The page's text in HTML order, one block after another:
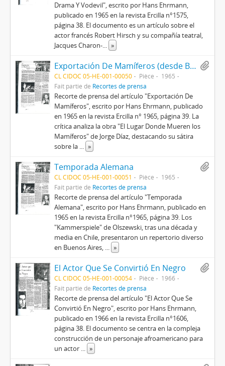
Drama Y Vodevil", escrito por Hans Ehrmann,
publicado en 1965 en la revista Ercilla n°1575,
página 38. El documento es un artículo sobre el
actor francés Robert Hirsch y su compañía teatral,
Jacques Charon-... »
Exportación De Mamíferos (desde Buenos Aires)
CL CIDOC 05-HE-001-00050 Pièce
1965
Fait partie de Recortes de prensa
Recorte de prensa del artículo "Exportación De
Mamíferos", escrito por Hans Ehrmann, publicado
en 1965 en la revista Ercilla n° 1965, página 39. La
crítica analiza la obra "El Lugar Donde Mueren los
Mamíferos" de Jorge Díaz, destacando su sátira
sobre la ... »
Temporada Alemana
CL CIDOC 05-HE-001-00051 Pièce
1965
Fait partie de Recortes de prensa
Recorte de prensa del artículo "Temporada
Alemana", escrito por Hans Ehrmann, publicado en
1965 en la revista Ercilla n°1965, página 39. Los
"Kammerspiele" de Olszewski, tras una década y
media en Chile, presentaron un repertorio diverso
en Buenos Aires, ... »
El Actor Que Se Convirtió En Negro
CL CIDOC 05-HE-001-00054 Pièce
1966
Fait partie de Recortes de prensa
Recorte de prensa del artículo "El Actor Que Se
Convirtió En Negro", escrito por Hans Ehrmann,
publicado en 1966 en la revista Ercilla n°1606,
página 38. El documento se centra en la compleja
construcción de un personaje afroamericano para
un actor ... »